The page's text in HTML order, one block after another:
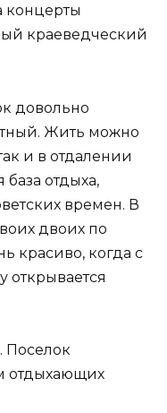
концерты
краеведческий
довольно
Жить можно
и в отдалении
отдыха,
времен. В
двоих по
красиво, когда с
открывается
Поселок
отдыхающих